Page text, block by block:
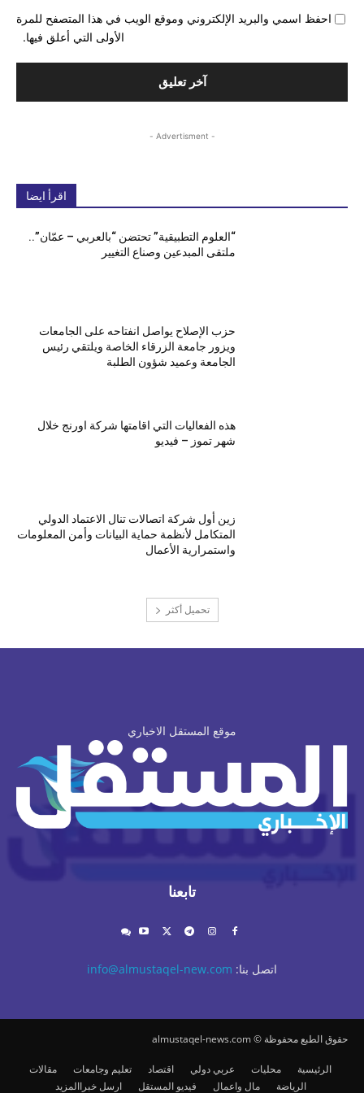
احفظ اسمي والبريد الإلكتروني وموقع الويب في هذا المتصفح للمرة
الأولى التي أعلق فيها.
- Advertisment -
اقرأ ايضا
“العلوم التطبيقية” تحتضن “بالعربي – عمّان”..
ملتقى المبدعين وصناع التغيير
حزب الإصلاح يواصل انفتاحه على الجامعات
ويزور جامعة الزرقاء الخاصة ويلتقي رئيس
الجامعة وعميد شؤون الطلبة
هذه الفعاليات التي اقامتها شركة اورنج خلال
شهر تموز – فيديو
زين أول شركة اتصالات تنال الاعتماد الدولي
المتكامل لأنظمة حماية البيانات وأمن المعلومات
واستمرارية الأعمال
تحميل أكثر
موقع المستقل الاخباري
تابعنا
اتصل بنا: info@almustaqel-new.com
حقوق الطبع محفوظة © almustaqel-news.com
الرئيسية محليات عربي دولي اقتصاد تعليم وجامعات
مقالات
الرياضة
مال واعمال فيديو المستقل ارسل خبراالمزيد